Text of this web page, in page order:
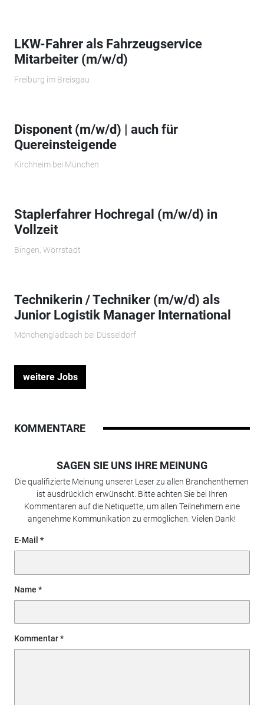
LKW-Fahrer als Fahrzeugservice
Mitarbeiter (m/w/d)
Freiburg im Breisgau
Disponent (m/w/d) | auch für
Quereinsteigende
Kirchheim bei München
Staplerfahrer Hochregal (m/w/d) in
Vollzeit
Bingen, Wörrstadt
Technikerin / Techniker (m/w/d) als
Junior Logistik Manager International
Mönchengladbach bei Düsseldorf
weitere Jobs
KOMMENTARE
SAGEN SIE UNS IHRE MEINUNG
Die qualifizierte Meinung unserer Leser zu allen Branchenthemen
ist ausdrücklich erwünscht. Bitte achten Sie bei Ihren
Kommentaren auf die Netiquette, um allen Teilnehmern eine
angenehme Kommunikation zu ermöglichen. Vielen Dank!
E-Mail
Name
Kommentar